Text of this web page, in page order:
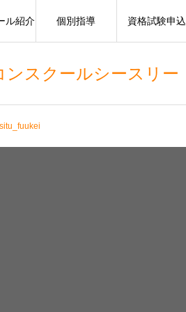
ンスクールシースリー
ル紹介 個別指導 資格試験申込